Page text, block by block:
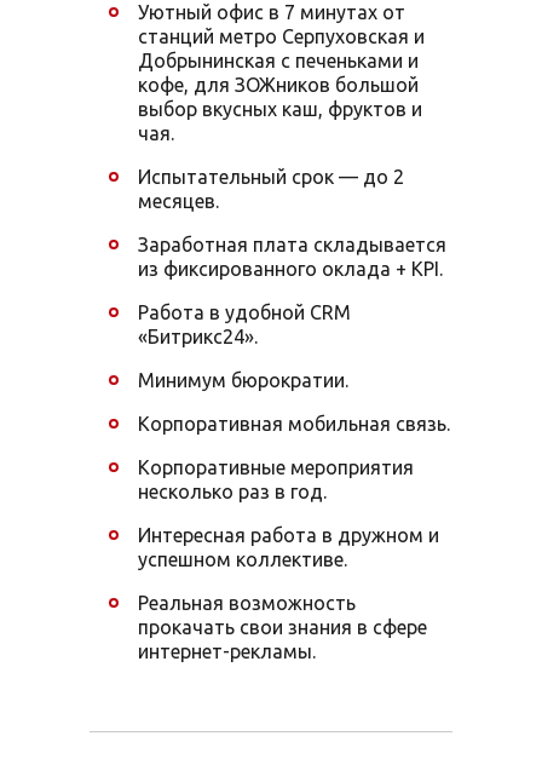
Уютный офис в 7 минутах от
станций метро Серпуховская и
Добрынинская с печеньками и
кофе, для ЗОЖников большой
выбор вкусных каш, фруктов и
чая.
Испытательный срок — до 2
месяцев.
Заработная плата складывается
из фиксированного оклада + KPI.
Работа в удобной CRM
«Битрикс24».
Минимум бюрократии.
Корпоративная мобильная связь.
Корпоративные мероприятия
несколько раз в год.
Интересная работа в дружном и
успешном коллективе.
Реальная возможность
прокачать свои знания в сфере
интернет-рекламы.